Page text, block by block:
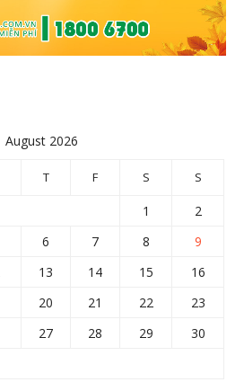
August 2026
T F S S
1
2
6 7 8
9
13 14 15
16
20 21 22
23
27 28 29
30